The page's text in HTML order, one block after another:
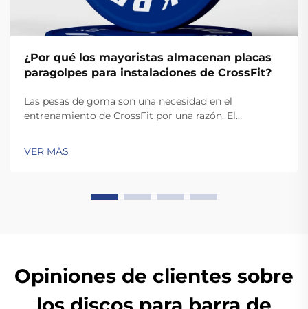
¿Por qué los mayoristas almacenan placas
paragolpes para instalaciones de CrossFit?
Las pesas de goma son una necesidad en el
entrenamiento de CrossFit por una razón. El
rápidos y dinámicos como los arrancamientos y
limpias, que implican soltar las pesas. A diferencia de
VER MÁS
Opiniones de clientes sobre